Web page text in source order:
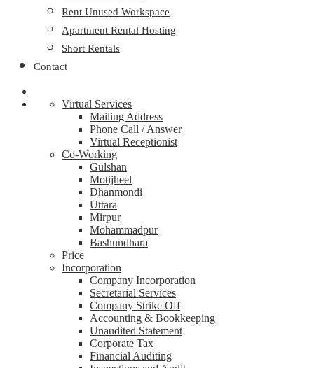
Rent Unused Workspace
Apartment Rental Hosting
Short Rentals
Contact
Virtual Services
Mailing Address
Phone Call / Answer
Virtual Receptionist
Co-Working
Gulshan
Motijheel
Dhanmondi
Uttara
Mirpur
Mohammadpur
Bashundhara
Price
Incorporation
Company Incorporation
Secretarial Services
Company Strike Off
Accounting & Bookkeeping
Unaudited Statement
Corporate Tax
Financial Auditing